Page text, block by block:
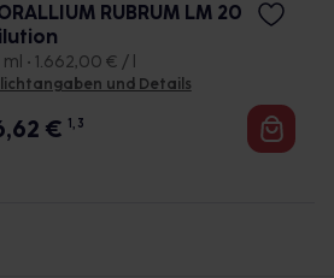
RUBRUM LM 20
ml • 1.662,00 € / l
und Details
€ 1, 3